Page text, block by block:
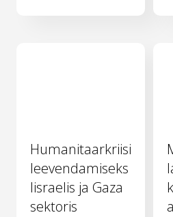
Humanitaarkriisi
leevendamiseks
Iisraelis ja Gaza
sektoris